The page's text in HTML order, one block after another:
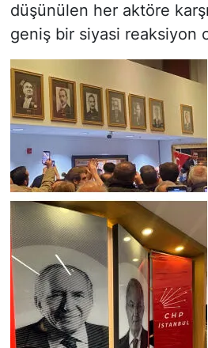
düşünülen her aktöre
geniş bir siyasi reaksiyon